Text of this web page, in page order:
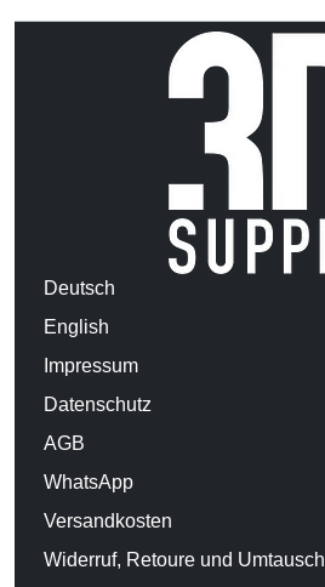
Deutsch
English
Impressum
Datenschutz
AGB
WhatsApp
Versandkosten
Widerruf, Retoure und Umtausch